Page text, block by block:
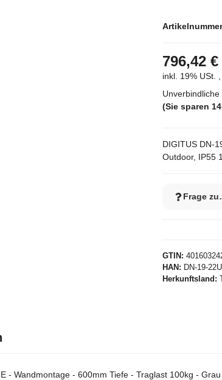
GTIN
HAN
DN-19-
Herkunftsland
DIGITUS DN-
Outdoor, IP55
796,42 €
inkl. 19% USt.
(Sie sparen
Frage
- Wandmontage - 600mm Tiefe - Traglast 100kg - Grau